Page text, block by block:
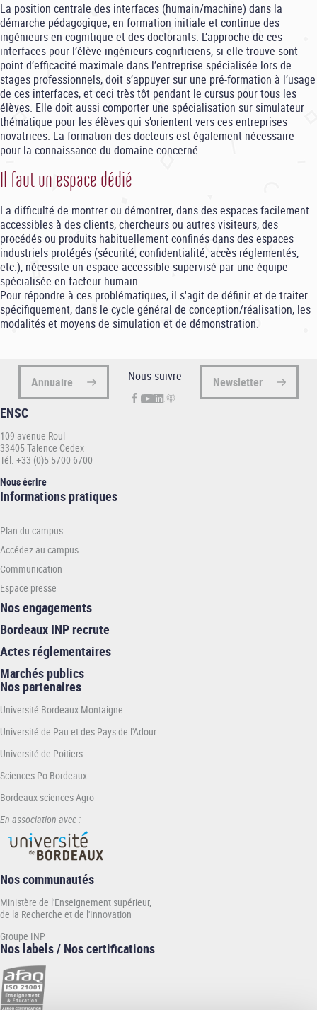
La position centrale des interfaces (humain/machine) dans la
démarche pédagogique, en formation initiale et continue des
ingénieurs en cognitique et des doctorants. L’approche de ces
interfaces pour l’élève ingénieurs cogniticiens, si elle trouve sont
point d’efficacité maximale dans l’entreprise spécialisée lors de
stages professionnels, doit s’appuyer sur une pré-formation à l’usage
de ces interfaces, et ceci très tôt pendant le cursus pour tous les
élèves. Elle doit aussi comporter une spécialisation sur simulateur
thématique pour les élèves qui s’orientent vers ces entreprises
novatrices. La formation des docteurs est également nécessaire
pour la connaissance du domaine concerné.
Il faut un espace dédié
La difficulté de montrer ou démontrer, dans des espaces facilement
accessibles à des clients, chercheurs ou autres visiteurs, des
procédés ou produits habituellement confinés dans des espaces
industriels protégés (sécurité, confidentialité, accès réglementés,
etc.), nécessite un espace accessible supervisé par une équipe
spécialisée en facteur humain.
Pour répondre à ces problématiques, il s'agit de définir et de traiter
spécifiquement, dans le cycle général de conception/réalisation, les
modalités et moyens de simulation et de démonstration.
Annuaire Nous suivre Newsletter
ENSC
109 avenue Roul
33405 Talence Cedex
Tél. +33 (0)5 5700 6700
Nous écrire
Informations
ENSC
Informations pratiques
Plan du campus
Accédez au campus
Communication
Espace presse
Nos engagements
Bordeaux INP recrute
Actes réglementaires
Marchés publics
Nos partenaires
Université Bordeaux Montaigne
Université de Pau et des Pays de l'Adour
Université de Poitiers
Sciences Po Bordeaux
Bordeaux sciences Agro
En association avec :
Nos communautés
Ministère de l'Enseignement supérieur,
de la Recherche et de l'Innovation
Groupe INP
Nos labels / Nos certifications